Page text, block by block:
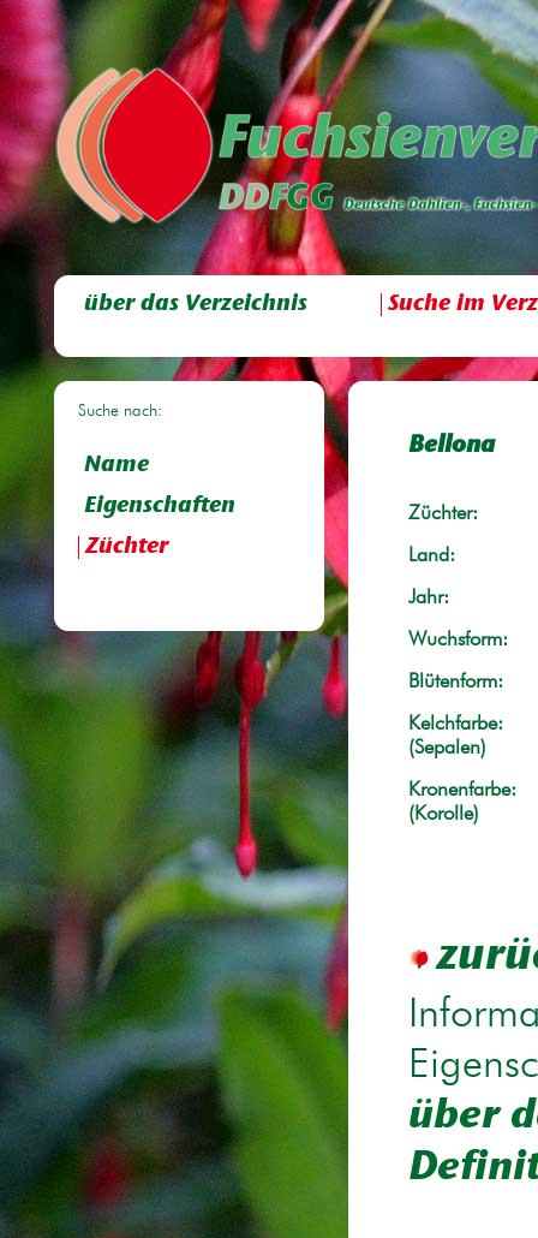
über das Verzeichnis Suche im
Suche nach:
Name
Eigenschaften
Züchter
Bellona
Züchter:
Land:
Jahr:
Wuchsform:
Blütenform:
Kelchfarbe:
(Sepalen)
Kronenfarbe:
(Korolle)
über